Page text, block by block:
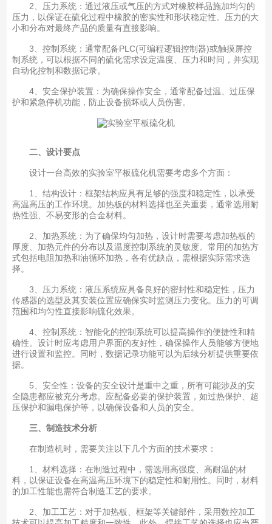
2、压力系统：通过液压或气压的方式对橡胶样品施加均匀的
压力，以保证在硫化过程中橡胶的密实性和形状稳定性。压力的大
小和分布对最终产品的质量有直接影响。
3、控制系统：通常配备PLC(可编程逻辑控制器)或触摸屏控
制系统，可以根据不同的硫化需求设定温度、压力和时间，并实现
自动化控制和数据记录。
4、安全保护装置：为确保操作安全，通常配备过温、过压保
护和紧急停机功能，防止设备损坏或人员伤害。
二、设计要点
设计一台高效的实验室平板硫化机需要考虑多个方面：
1、结构设计：框架结构应具有足够的强度和稳定性，以承受
高温高压的工作环境。加热板的材料选择也至关重要，通常选用耐
热性强、不易变形的合金材料。
2、加热系统：为了确保均匀加热，设计时需要考虑加热板的
厚度、加热元件的分布以及温度控制系统的灵敏度。常用的加热方
式包括电阻加热和油循环加热，各有优缺点，需根据实际需求选
择。
3、压力系统：液压系统应具备良好的密封性和稳定性，压力
传感器的选型及其安装位置应确保实时监测压力变化。压力的可调
范围和均匀性直接影响硫化效果。
4、控制系统：智能化的控制系统可以提高操作的便捷性和精
确性。设计时应考虑用户界面的友好性，确保操作人员能够方便地
进行设置和监控。同时，数据记录功能可以为后续分析提供重要依
据。
5、安全性：设备的安全设计是重中之重，所有可能涉及的安
全隐患都应被充分考虑。应配备必要的保护装置，如过热保护、超
压保护和漏电保护等，以确保设备和人员的安全。
三、制造技术分析
在制造机时，需要关注以下几个方面的技术要求：
1、材料选择：在制造过程中，需选用高强度、高耐温的材
料，以保证设备在高温高压环境下的稳定性和耐用性。同时，材料
的加工性能也需符合制造工艺的要求。
2、加工工艺：对于加热板、框架等关键部件，采用数控加工